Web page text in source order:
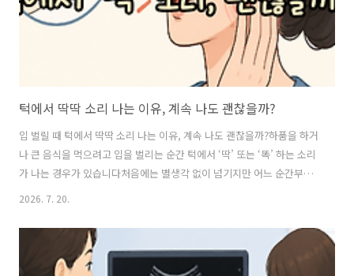
턱에서 딱딱 소리 나는 이유, 계속 나도 괜찮을까?
입 벌릴 때 턱에서 딱딱 소리 나는 이유, 계속 나도 괜찮을까?하품을 하거
나 큰 음식을 먹으려고 입을 벌리는 순간 턱에서 ‘딱’ 또는 ‘똑’ 하는 소리
가 나는 경우가 있습니다처음에는 별생각 없이 넘기지만 어느 순간부터
소리가 난다고 해서 모두 치료가 필요한 것은 아닙니다오히려 중요한 것
은 소리 자체보다 통증이나 턱의 움직임에 변화가 함께 생겼는지입니다
그렇다면 턱에서는 왜 이런 소리가 나는지, 그냥 두어도 되는 경우와 확
2026. 7. 20.